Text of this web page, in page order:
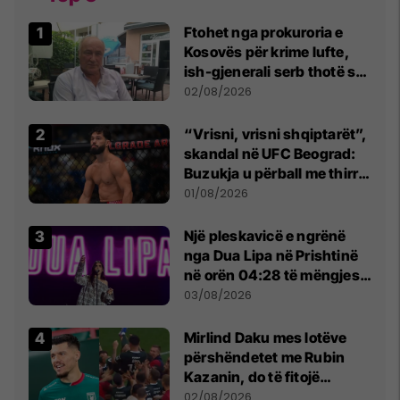
Ftohet nga prokuroria e
Kosovës për krime lufte,
ish-gjenerali serb thotë se
dikush e tradhtoi në
02/08/2026
“Vrisni, vrisni shqiptarët”,
skandal në UFC Beograd:
Buzukja u përball me thirrje
anti-shqiptare nga
01/08/2026
Një pleskavicë e ngrënë
nga Dua Lipa në Prishtinë
në orën 04:28 të mëngjesit
- dhe bota digjitale serbe
03/08/2026
Mirlind Daku mes lotëve
përshëndetet me Rubin
Kazanin, do të fitojë
miliona te Spartak Moska